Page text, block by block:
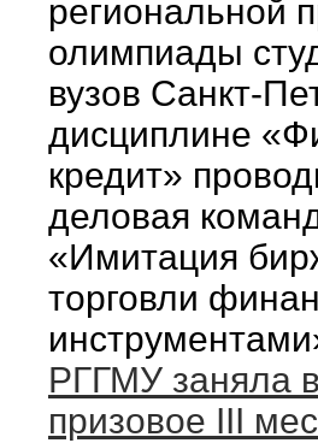
региональной
олимпиады
вузов Санкт-
дисциплине
кредит»
деловая
«Имитация
торговли
РГГМУ заняла
призовое III